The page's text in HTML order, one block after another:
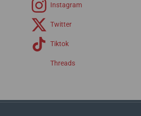
Instagram
Twitter
Tiktok
Threads